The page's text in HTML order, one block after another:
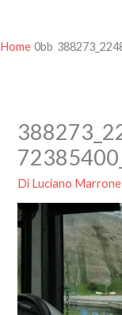
contenuto
Home
Di Luciano